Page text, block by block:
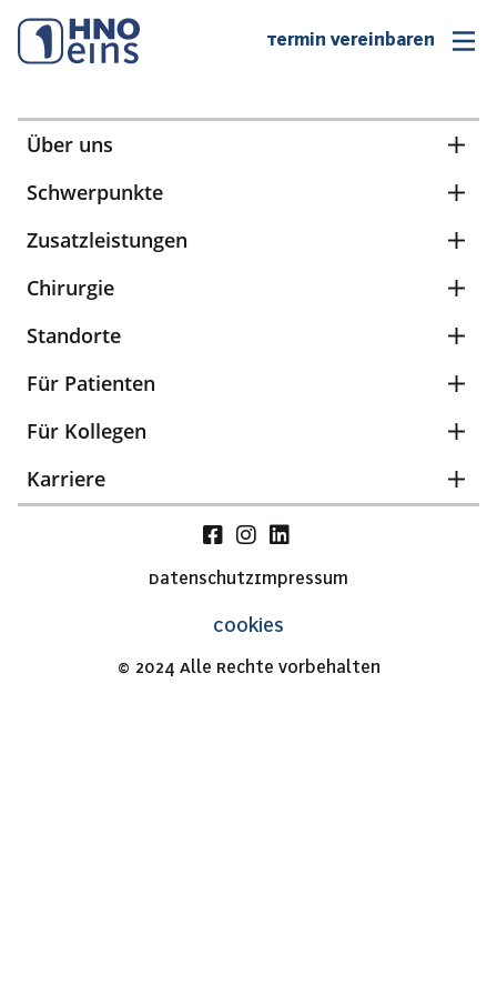
Termin vereinbaren
Über uns
Schwerpunkte
Zusatzleistungen
Chirurgie
Standorte
Für Patienten
Für Kollegen
Karriere
DatenschutzImpressum
Cookies
© 2024 Alle Rechte vorbehalten